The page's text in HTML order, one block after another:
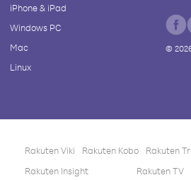
iPhone & iPad
Windows PC
Mac
Linux
©
Rakuten Viki Rakuten Kobo Rakuten
Rakuten Insight
Rakuten TV